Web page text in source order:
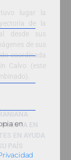
lugar la
de la
desde sus
de sus
coordinada
Calvo (este
EN
EN AYUDA
PAÍS
en